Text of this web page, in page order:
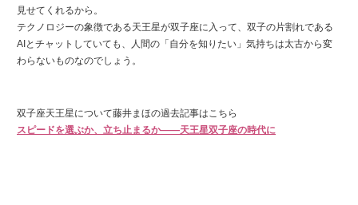
見せてくれるから。
テクノロジーの象徴である天王星が双子座に入って、双子の片割れである
AIとチャットしていても、人間の「自分を知りたい」気持ちは太古から変
わらないものなのでしょう。
双子座天王星について藤井まほの過去記事はこちら
スピードを選ぶか、立ち止まるか――天王星双子座の時代に